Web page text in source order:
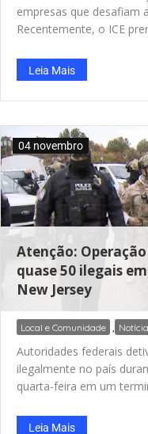
empresas que desafiam
Recentemente, o ICE
pela prisão de um
empresa falhou em
levantando questões
Leia Mais
Atenção:
quase 50 ilegais
New Jersey
04 novembro
Local e Comunidade
Autoridades federais
ilegalmente no país
quarta-feira em um
de Segurança Interna
Leia Mais